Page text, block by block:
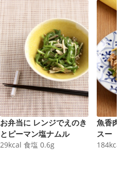
お弁当に レンジでえのき
とピーマン塩ナムル
29kcal 食塩 0.6g
魚香肉
スー
184kcal